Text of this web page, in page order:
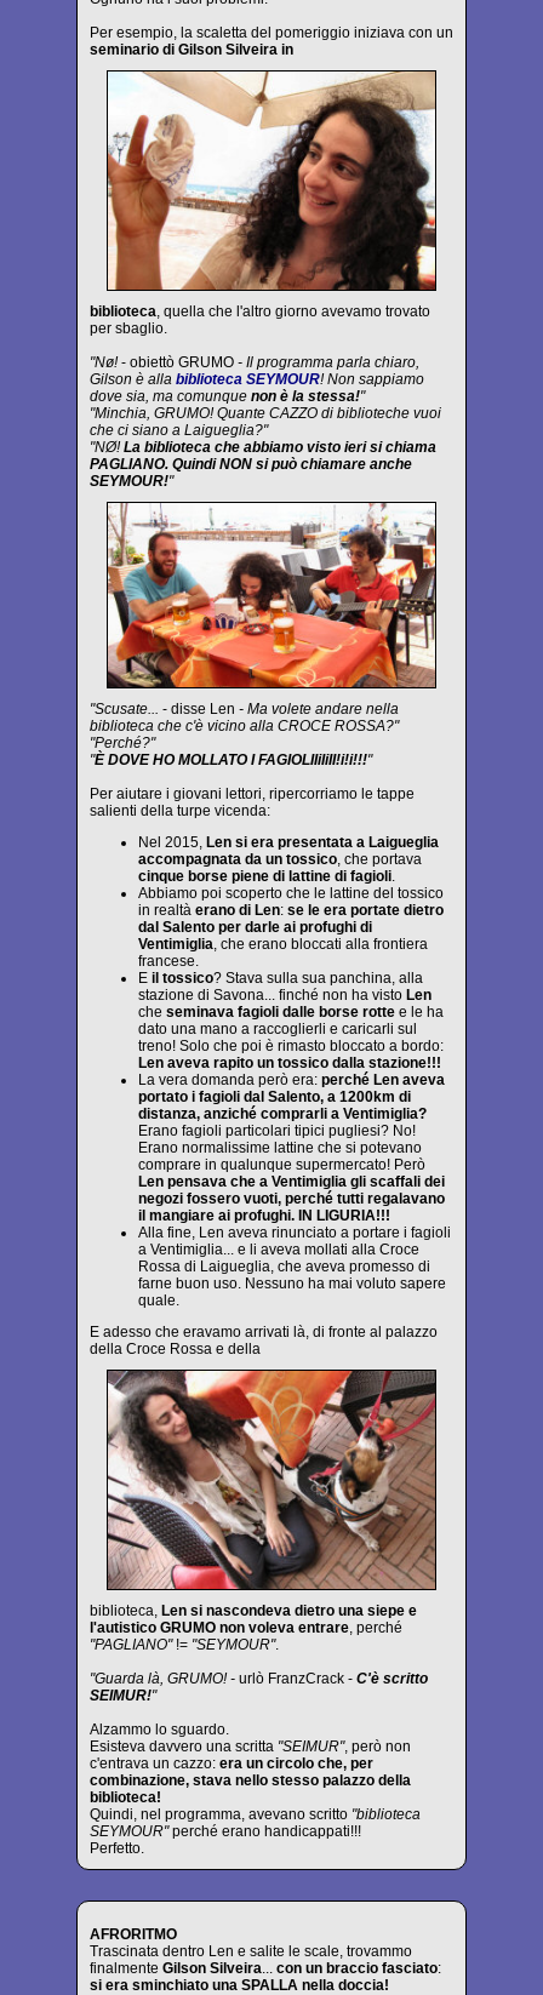
Per esempio, la scaletta del pomeriggio iniziava con un
seminario di Gilson Silveira in
biblioteca, quella che l'altro giorno avevamo trovato
per sbaglio.
"Nø!- obiettò GRUMO - Il programma parla chiaro,
Gilson è alla biblioteca SEYMOUR! Non sappiamo
dove sia, ma comunque non è la stessa!"
"Minchia, GRUMO! Quante CAZZO di biblioteche vuoi
che ci siano a Laigueglia?"
"NØ!La biblioteca che abbiamo visto ieri si chiama
PAGLIANO. Quindi NON si può chiamare anche
SEYMOUR!"
"Scusate... - disse Len - Ma volete andare nella
biblioteca che c'è vicino alla CROCE ROSSA?"
"Perché?"
"È DOVE HO MOLLATO I FAGIOLIIiIiII!i!i!!!"
Per aiutare i giovani lettori, ripercorriamo le tappe
salienti della turpe vicenda:
Nel 2015, Len si era presentata a Laigueglia
accompagnata da un tossico, che portava
cinque borse piene di lattine di fagioli.
Abbiamo poi scoperto che le lattine del tossico
in realtà erano di Len: se le era portate dietro
dal Salento per darle ai profughi di
Ventimiglia, che erano bloccati alla frontiera
francese.
E il tossico? Stava sulla sua panchina, alla
stazione di Savona... finché non ha visto Len
che seminava fagioli dalle borse rotte e le ha
dato una mano a raccoglierli e caricarli sul
treno! Solo che poi è rimasto bloccato a bordo:
Len aveva rapito un tossico dalla stazione!!!
La vera domanda però era: perché Len aveva
portato i fagioli dal Salento, a 1200km di
distanza, anziché comprarli a Ventimiglia?
Erano fagioli particolari tipici pugliesi? No!
Erano normalissime lattine che si potevano
comprare in qualunque supermercato! Però
Len pensava che a Ventimiglia gli scaffali dei
negozi fossero vuoti, perché tutti regalavano
il mangiare ai profughi. IN LIGURIA!!!
Alla fine, Len aveva rinunciato a portare i fagioli
a Ventimiglia... e li aveva mollati alla Croce
Rossa di Laigueglia, che aveva promesso di
farne buon uso. Nessuno ha mai voluto sapere
quale.
E adesso che eravamo arrivati là, di fronte al palazzo
della Croce Rossa e della
biblioteca, Len si nascondeva dietro una siepe e
l'autistico GRUMO non voleva entrare, perché
"PAGLIANO"!= "SEYMOUR".
"Guarda là, GRUMO! - urlò FranzCrack - C'è scritto
SEIMUR!"
Alzammo lo sguardo.
Esisteva davvero una scritta "SEIMUR", però non
c'entrava un cazzo: era un circolo che, per
combinazione, stava nello stesso palazzo della
biblioteca!
Quindi, nel programma, avevano scritto "biblioteca
SEYMOUR"perché erano handicappati!!!
Perfetto.
AFRORITMO
Trascinata dentro Len e salite le scale, trovammo
finalmente Gilson Silveira... con un braccio fasciato:
si era sminchiato una SPALLA nella doccia!